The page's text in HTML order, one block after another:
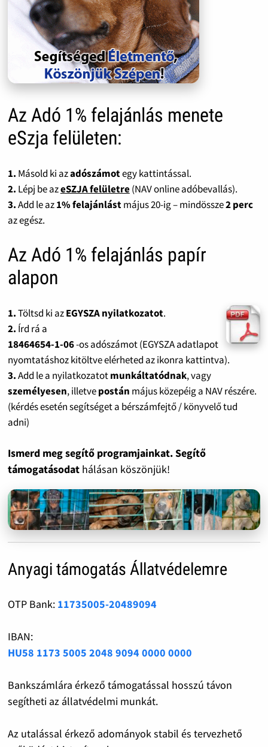
Az Adó 1% felajánlás menete
eSzja felületen:
1. Másold ki azadószámotegy kattintással.
2. Lépj be azeSZJA felületre(NAV online adóbevallás).
3.Add le az1% felajánlástmájus 20-ig – mindössze2 perc
az egész.
Az Adó 1% felajánlás papír
alapon
1.Töltsd ki azEGYSZA nyilatkozatot.
2. Írd rá a
18464654-1-06-os adószámot (EGYSZA adatlapot
nyomtatáshoz kitöltve elérheted az ikonra kattintva).
3.Add le a nyilatkozatotmunkáltatódnak, vagy
személyesen, illetvepostán május közepéig a NAV részére.
(kérdés esetén segítséget a bérszámfejtő / könyvelő tud
adni)
Ismerd meg segítő programjainkat. Segítő
támogatásodat hálásan köszönjük!
Anyagi támogatás Állatvédelemre
OTP Bank: 11735005-20489094
IBAN:
HU58 1173 5005 2048 9094 0000 0000
Bankszámlára érkező támogatással hosszú távon
segítheti az állatvédelmi munkát.
Az utalással érkező adományok stabil és tervezhető